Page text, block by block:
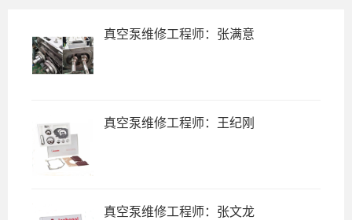
真空泵维修工程师：张满意
真空泵维修工程师：王纪刚
真空泵维修工程师：张文龙